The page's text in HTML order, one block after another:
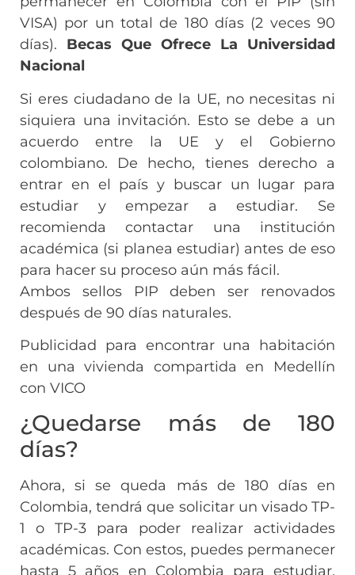
VISA) por un total de 180 días (2 veces 90
días). Becas Que Ofrece La Universidad
Nacional
Si eres ciudadano de la UE, no necesitas ni
siquiera una invitación. Esto se debe a un
acuerdo entre la UE y el Gobierno
colombiano. De hecho, tienes derecho a
entrar en el país y buscar un lugar para
estudiar y empezar a estudiar. Se
recomienda contactar una institución
académica (si planea estudiar) antes de eso
para hacer su proceso aún más fácil.
Ambos sellos PIP deben ser renovados
después de 90 días naturales.
Publicidad para encontrar una habitación
en una vivienda compartida en Medellín
con VICO
¿Quedarse más de 180
días?
Ahora, si se queda más de 180 días en
Colombia, tendrá que solicitar un visado TP-
1 o TP-3 para poder realizar actividades
académicas. Con estos, puedes permanecer
hasta 5 años en Colombia para estudiar.